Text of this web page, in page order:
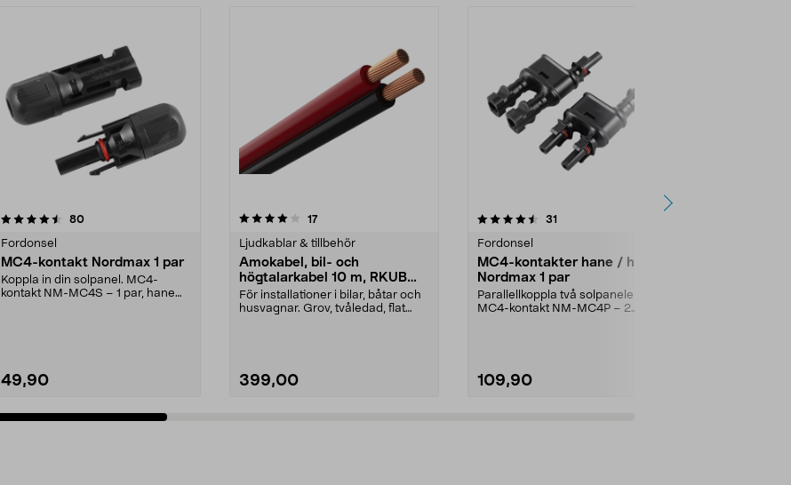
80recensioner
Fordonsel
MC4-kontakt Nordmax 1 par
Koppla in din solpanel. MC4-
kontakt NM-MC4S – 1 par, hane
49,90
4.0 av 5 stjärnor 17recensioner
Ljudkablar & tillbehör
Amokabel, bil- och
högtalarkabel 10 m, RKUB
2x6 mm2
För installationer i bilar, båtar och
husvagnar. Grov, tvåledad, flat
399,00
4.5 av 5 stjärnor 31
Fordonsel
MC4-kontakter hane / hona
Nordmax 1 par
Parallellkoppla två solpaneler.
MC4-kontakt NM-MC4P – 2
109,90
4.5 av 5 stjärnor